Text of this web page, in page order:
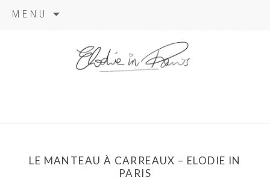
MENU
LE MANTEAU À CARREAUX – ELODIE IN
PARIS